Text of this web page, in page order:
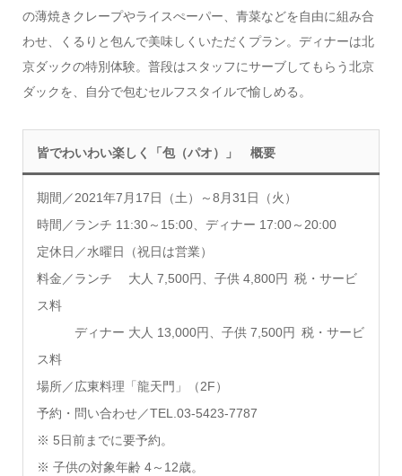
の薄焼きクレープやライスぺーパー、青菜などを自由に組み合
わせ、くるりと包んで美味しくいただくプラン。ディナーは北
京ダックの特別体験。普段はスタッフにサーブしてもらう北京
ダックを、自分で包むセルフスタイルで愉しめる。
皆でわいわい楽しく「包（パオ）」 概要
期間／2021年7月17日（土）～8月31日（火）
時間／ランチ 11:30～15:00、ディナー 17:00～20:00
定休日／水曜日（祝日は営業）
料金／ランチ 大人 7,500円、子供 4,800円 税・サービ
ス料
ディナー 大人 13,000円、子供 7,500円 税・サービ
ス料
場所／広東料理「龍天門」（2F）
予約・問い合わせ／TEL.03-5423-7787
※ 5日前までに要予約。
※ 子供の対象年齢 4～12歳。